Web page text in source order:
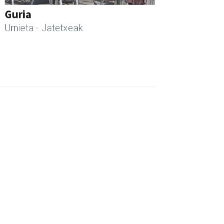
Guria
Urnieta - Jatetxeak